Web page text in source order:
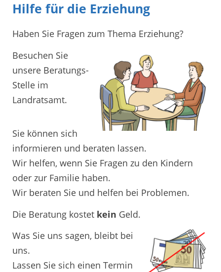
Hilfe für die Erziehung
Haben Sie Fragen zum Thema Erziehung?
Besuchen Sie
unsere Beratungs-
Stelle im
Landratsamt.
Sie können sich
informieren und beraten lassen.
Wir helfen, wenn Sie Fragen zu den Kindern
oder zur Familie haben.
Wir beraten Sie und helfen bei Problemen.
Die Beratung kostet kein Geld.
Was Sie uns sagen, bleibt bei
uns.
Lassen Sie sich einen Termin